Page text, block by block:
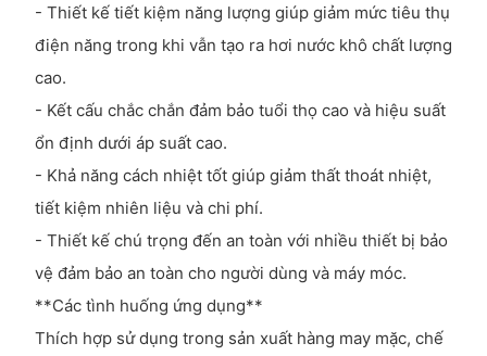
- Thiết kế tiết kiệm năng lượng giúp giảm mức tiêu thụ
điện năng trong khi vẫn tạo ra hơi nước khô chất lượng
cao.
- Kết cấu chắc chắn đảm bảo tuổi thọ cao và hiệu suất
ổn định dưới áp suất cao.
- Khả năng cách nhiệt tốt giúp giảm thất thoát nhiệt,
tiết kiệm nhiên liệu và chi phí.
- Thiết kế chú trọng đến an toàn với nhiều thiết bị bảo
vệ đảm bảo an toàn cho người dùng và máy móc.
**Các tình huống ứng dụng**
Thích hợp sử dụng trong sản xuất hàng may mặc, chế